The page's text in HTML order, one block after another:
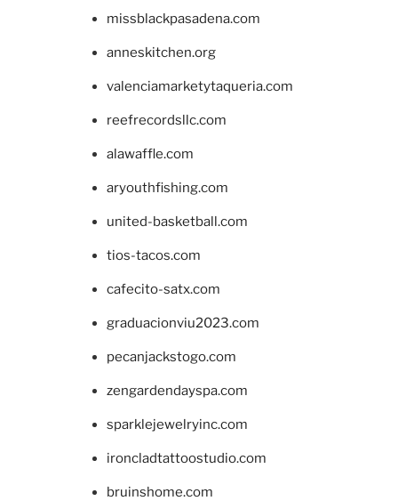
missblackpasadena.com
anneskitchen.org
valenciamarketytaqueria.com
reefrecordsllc.com
alawaffle.com
aryouthfishing.com
united-basketball.com
tios-tacos.com
cafecito-satx.com
graduacionviu2023.com
pecanjackstogo.com
zengardendayspa.com
sparklejewelryinc.com
ironcladtattoostudio.com
bruinshome.com